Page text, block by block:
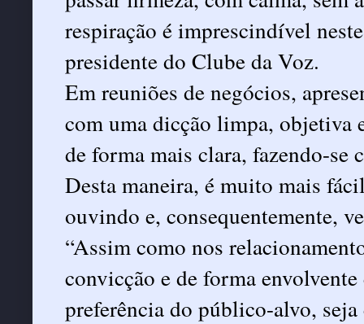
respiração é imprescindível
presidente do Clube da Voz.
Em reuniões de negócios,
com uma dicção limpa, objetiva
de forma mais clara, fazendo-se
Desta maneira, é muito mais
ouvindo e, consequentemente,
“Assim como nos
convicção e de forma
preferência do público-alvo,